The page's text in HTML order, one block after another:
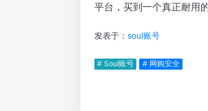
平台，买到一个真正耐用
发表于： soul账号
# Soul账号 # 网购安全